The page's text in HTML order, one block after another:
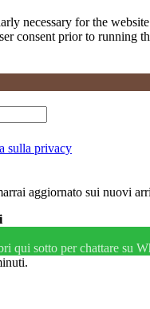
necessary for the
consent prior to running
sulla privacy
aggiornato sui nuovi
qui sotto per chattare su